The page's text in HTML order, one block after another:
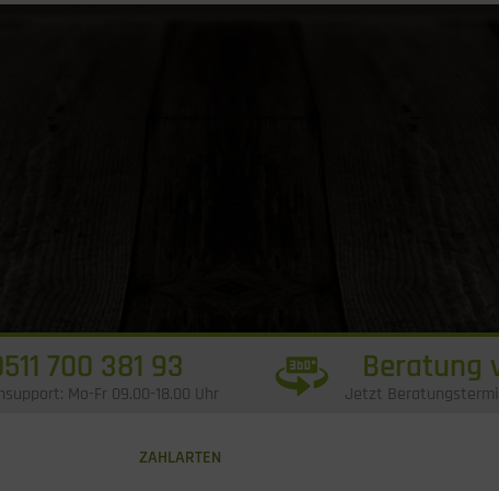
700 381 93
Mo-Fr 09.00-18.00 Uhr
Beratung
Jetzt
ZAHLARTEN